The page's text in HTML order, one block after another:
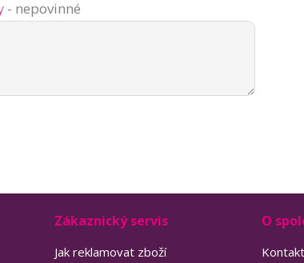
- nepovinné
Zákaznický servis
Jak reklamovat zboží
O